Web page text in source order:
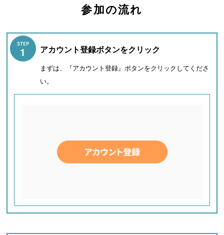
参加の流れ
STEP
1 アカウント登録ボタンをクリック
まずは、『アカウント登録』ボタンをクリックしてくださ
い。